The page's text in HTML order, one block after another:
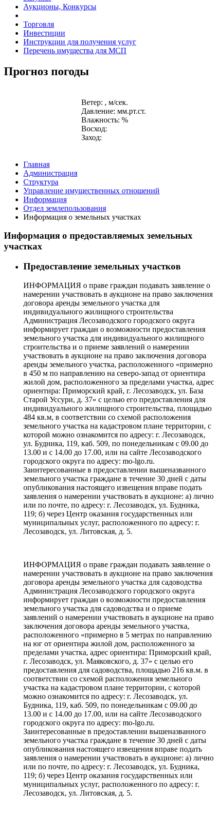
Аукционы, Конкурсы
Торговля
Инвестиции
Инструкции для получения услуг
Перечень имущества для МСП
Прогноз погоды
Ветер: , м/сек.
Давление: мм.рт.ст.
Влажность: %
Восход:
Заход:
Главная
Администрация
Структура
Управление имущественных отношений
Информация
Отдел землепользования
Информация о земельных участках
Информация о предоставляемых земельных
участках
Предоставление земельных участков
ИНФОРМАЦИЯ о праве граждан подавать заявление о
намерении участвовать в аукционе на право заключения
договора аренды земельного участка для
индивидуального жилищного строительства
Администрация Лесозаводского городского округа
информирует граждан о возможности предоставления
земельного участка для индивидуального жилищного
строительства и о приеме заявлений о намерении
участвовать в аукционе на право заключения договора
аренды земельного участка, расположенного «примерно
в 450 м по направлению на северо-запад от ориентира
жилой дом, расположенного за пределами участка, адрес
ориентира: Приморский край, г. Лесозаводск, ул. База
Старой Уссури, д. 37» с целью его предоставления для
индивидуального жилищного строительства, площадью
484 кв.м, в соответствии со схемой расположения
земельного участка на кадастровом плане территории, с
которой можно ознакомится по адресу: г. Лесозаводск,
ул. Будника, 119, каб. 509, по понедельникам с 09.00 до
13.00 и с 14.00 до 17.00, или на сайте Лесозаводского
городского округа по адресу: mo-lgo.ru.
Заинтересованные в предоставлении вышеназванного
земельного участка граждане в течение 30 дней с даты
опубликования настоящего извещения вправе подать
заявления о намерении участвовать в аукционе: а) лично
или по почте, по адресу: г. Лесозаводск, ул. Будника,
119; б) через Центр оказания государственных или
муниципальных услуг, расположенного по адресу: г.
Лесозаводск, ул. Литовская, д. 5.
ИНФОРМАЦИЯ о праве граждан подавать заявление о
намерении участвовать в аукционе на право заключения
договора аренды земельного участка для садоводства
Администрация Лесозаводского городского округа
информирует граждан о возможности предоставления
земельного участка для садоводства и о приеме
заявлений о намерении участвовать в аукционе на право
заключения договора аренды земельного участка,
расположенного «примерно в 5 метрах по направлению
на юг от ориентира жилой дом, расположенного за
пределами участка, адрес ориентира: Приморский край,
г. Лесозаводск, ул. Маяковского, д. 37» с целью его
предоставления для садоводства, площадью 216 кв.м. в
соответствии со схемой расположения земельного
участка на кадастровом плане территории, с которой
можно ознакомится по адресу: г. Лесозаводск, ул.
Будника, 119, каб. 509, по понедельникам с 09.00 до
13.00 и с 14.00 до 17.00, или на сайте Лесозаводского
городского округа по адресу: mo-lgo.ru.
Заинтересованные в предоставлении вышеназванного
земельного участка граждане в течение 30 дней с даты
опубликования настоящего извещения вправе подать
заявления о намерении участвовать в аукционе: а) лично
или по почте, по адресу: г. Лесозаводск, ул. Будника,
119; б) через Центр оказания государственных или
муниципальных услуг, расположенного по адресу: г.
Лесозаводск, ул. Литовская, д. 5.